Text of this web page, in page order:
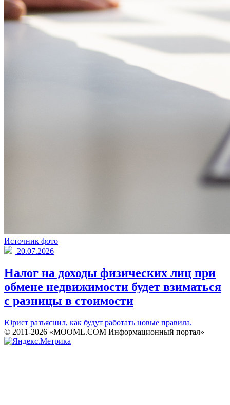
Источник фото
20.07.2026
Налог на доходы физических лиц при
обмене недвижимости будет взиматься
с разницы в стоимости
Юрист разъяснил, как будут работать новые правила.
© 2011-2026 «MOOML.COM Информационный портал»